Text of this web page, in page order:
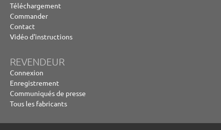
Téléchargement
Commander
Contact
Vidéo d'instructions
REVENDEUR
Connexion
Enregistrement
Communiqués de presse
Tous les fabricants